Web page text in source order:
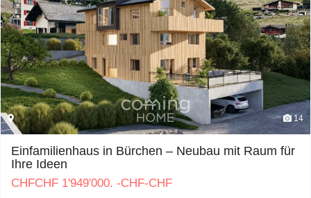
14
Einfamilienhaus in Bürchen – Neubau mit Raum für
Ihre Ideen
CHFCHF 1'949'000. -CHF-CHF